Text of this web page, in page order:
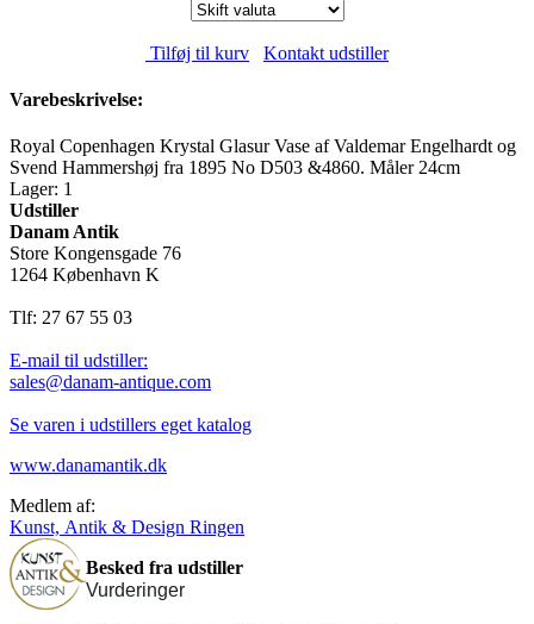
Tilføj til kurv Kontakt udstiller
Varebeskrivelse:
Royal Copenhagen Krystal Glasur Vase af Valdemar Engelhardt og
Svend Hammershøj fra 1895 No D503 &4860. Måler 24cm
Lager: 1
Udstiller
Danam Antik
Store Kongensgade 76
1264 København K
Tlf: 27 67 55 03
E-mail til udstiller:
sales@danam-antique.com
Se varen i udstillers eget katalog
www.danamantik.dk
Medlem af:
Kunst, Antik & Design Ringen
Besked fra udstiller
Vurderinger